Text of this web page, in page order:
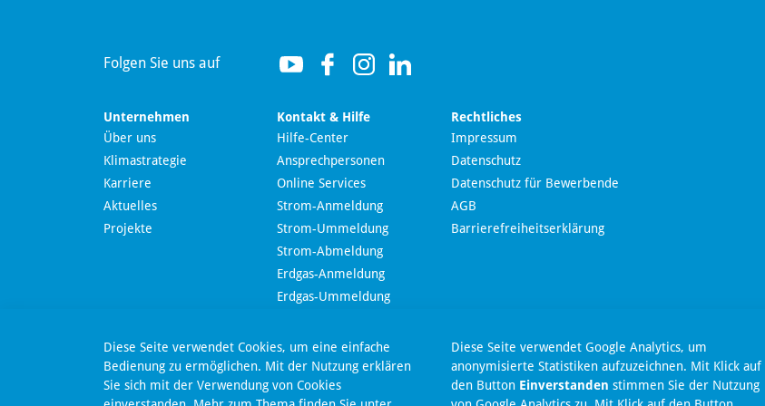
Folgen Sie uns auf
Unternehmen
Über uns
Klimastrategie
Karriere
Aktuelles
Projekte
Kontakt & Hilfe
Hilfe-Center
Ansprechpersonen
Online Services
Strom-Anmeldung
Strom-Ummeldung
Strom-Abmeldung
Erdgas-Anmeldung
Erdgas-Ummeldung
Online-Kündigung
Online-Widerruf
SEPA-Lastschriftmandat
Rechtliches
Impressum
Datenschutz
Datenschutz für Bewerbende
AGB
Barrierefreiheitserklärung
Diese Seite verwendet Cookies, um eine einfache
Bedienung zu ermöglichen. Mit der Nutzung erklären
Sie sich mit der Verwendung von Cookies
Diese Seite verwendet Google Analytics, um
anonymisierte Statistiken aufzuzeichnen. Mit Klick auf
den Button Einverstanden stimmen Sie der Nutzung
Wir nutzen Langdock zur Bereitstellung eines KI-
Chatbots. Mit dem Laden des Chatbots erklären Sie
sich mit derDatenschutzerklärung von Langdock
einverstanden.
Nachricht senden
Dieser Chatbot basiert auf Künstlicher Intelligenz (KI). KI-
generierte Antworten können Fehler enthalten. Weitere
Informationen zur Nutzung finden Sie unter